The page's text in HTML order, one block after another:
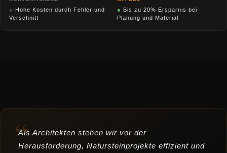
● Hohe Kosten durch Fehler und
Verschnitt
● Bis zu 20% Ersparnis bei
Planung und Material
“
Als Architekten stehen wir vor der
Herausforderung, Natursteinprojekte effizient und